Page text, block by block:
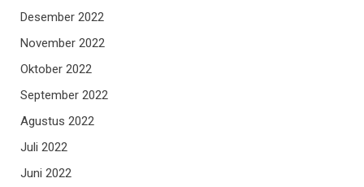
Desember 2022
November 2022
Oktober 2022
September 2022
Agustus 2022
Juli 2022
Juni 2022